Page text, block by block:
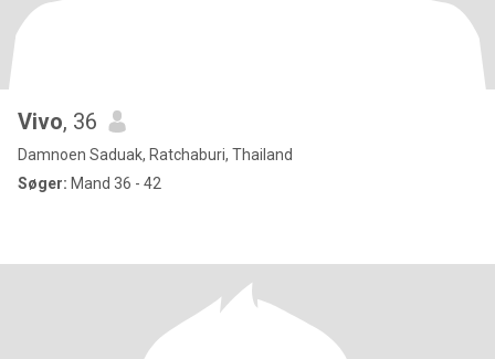
Vivo, 36
Damnoen Saduak, Ratchaburi, Thailand
Søger: Mand 36 - 42